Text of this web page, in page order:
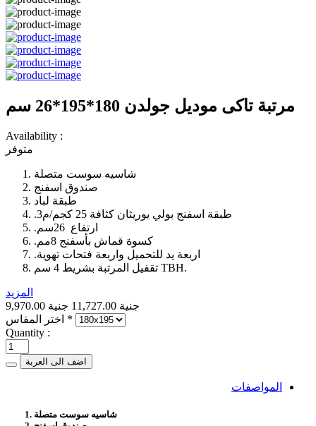
مرتبة تاكى موديل جولدن 180*195*26 سم
Availability :
متوفر
شاسيه سوست متصلة
صندوق اسفنج
طبقة لباد
طبقة اسفنج بولي يوريثان كثافة 25 كجم/م3‏.‏
ارتفاع 26سم‏.‏
كسوة قماش بأسفنج 8مم‏.‏
اربعة يد للتحميل واربعة فتحات تهوية‏.‏
تقفيل المرتبة بشريط 4 سم TBH‏.‏
المزيد
9,970.00 جنية 11,727.00 جنية
*
Quantity :
اضف الى العربة
المواصفات
شاسيه سوست متصلة